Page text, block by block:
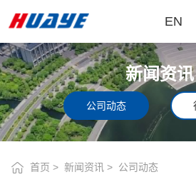
EN
华
业
环
保
|
青
岛
新闻资讯
公司动态
首页 新闻资讯 公司动态